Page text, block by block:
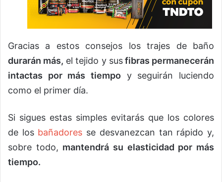
Gracias a estos consejos los trajes de baño
durarán más, el tejido y susfibras permanecerán
intactas por más tiempo y seguirán luciendo
como el primer día.
Si sigues estas simples evitarás que los colores
de los bañadores se desvanezcan tan rápido y,
sobre todo, mantendrá su elasticidad por más
tiempo.